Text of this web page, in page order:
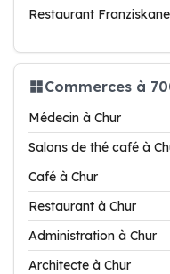
Restaurant
Commerces à
Médecin à Chur
Salons de thé café à
Café à Chur
Restaurant à Chur
Administration à Chur
Architecte à Chur